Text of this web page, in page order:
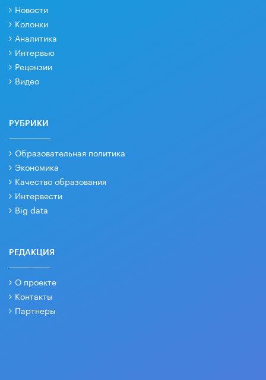
Новости
Колонки
Аналитика
Интервью
Рецензии
Видео
РУБРИКИ
Образовательная политика
Экономика
Качество образования
Интервести
Big data
РЕДАКЦИЯ
О проекте
Контакты
Партнеры